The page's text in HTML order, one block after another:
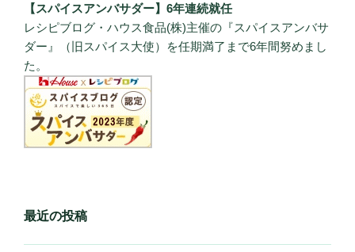
【スパイスアンバサダー】6年連続就任
レシピブログ・ハウス食品(株)主催の『スパイスアンバサ
ダー』（旧スパイス大使）を任期満了まで6年間努めまし
た。
最近の投稿